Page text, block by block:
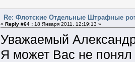
Re: Флотские Отдельные Штрафные
« Reply #64 :18 Января 2011, 12:19:13 »
Уважаемый
Я может Вас не